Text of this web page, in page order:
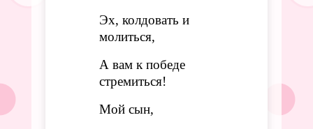
Эх, колдовать и
молиться,
А вам к победе
стремиться!
Мой сын,